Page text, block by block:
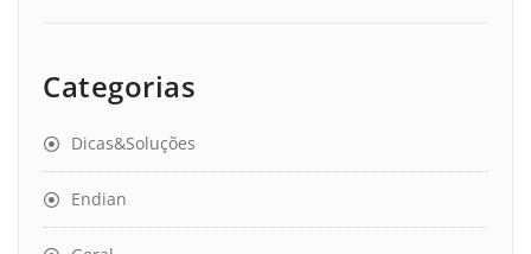
Categorias
Dicas&Soluções
Endian